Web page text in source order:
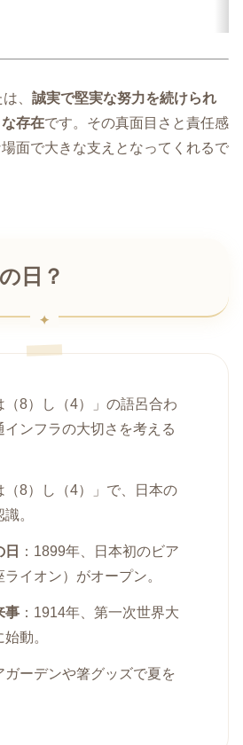
、 誠実で堅実な努力を続けられ
存在です。その真面目さと責任感
面で大きな支えとなってくれるで
日？
（8）し（4）」の語呂合わ
インフラの大切さを考える
（8）し（4）」で、日本の
。
日
：1899年、日本初のビア
イオン）がオープン。
事 ：1914年、第一次世界大
動。
ガーデンや箸グッズで夏を